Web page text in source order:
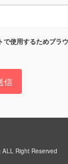
で使用するためブラ
Right Reserved